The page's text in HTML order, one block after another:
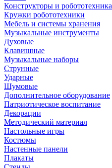
Конструкторы и робототехника
Кружки робототехники
Мебель и системы хранения
Музыкальные инструменты
Духовые
Клавишные
Музыкальные наборы
Струнные
Ударные
Шумовые
Дополнительное оборудование
Патриотическое воспитание
Декорации
Методический материал
Настольные игры
Костюмы
Настенные панели
Плакаты